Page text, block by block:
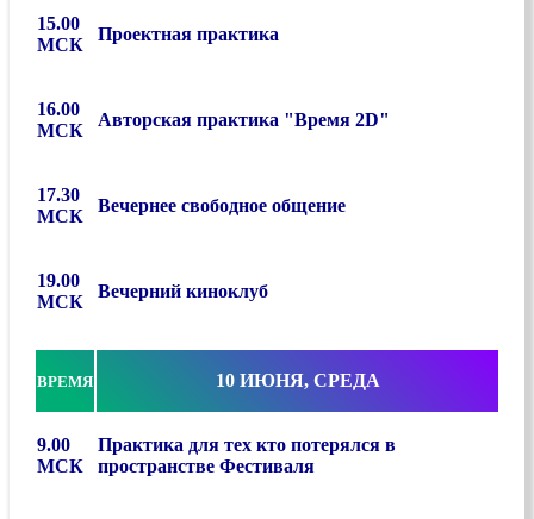
15.00
МСК
Проектная практика
16.00
МСК
Авторская практика "Время 2D"
17.30
МСК
Вечернее свободное общение
19.00
МСК
Вечерний киноклуб
ВРЕМЯ 10 ИЮНЯ, СРЕДА
9.00
МСК
Практика для тех кто потерялся в
пространстве Фестиваля